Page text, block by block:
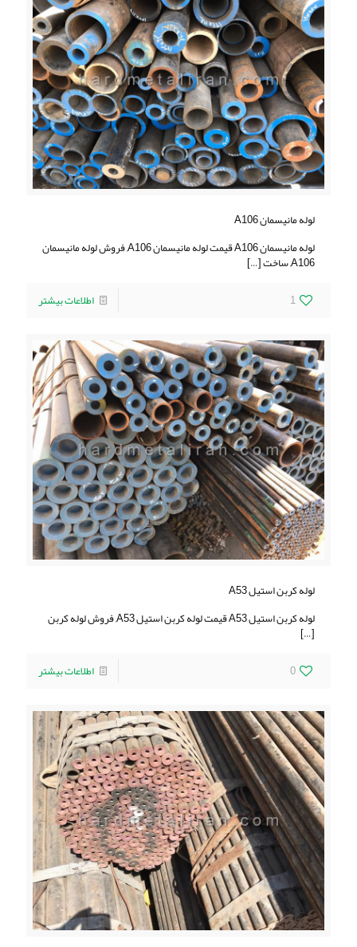
لوله مانیسمان A106
لوله مانیسمان A106 قیمت لوله مانیسمان A106, فروش لوله مانیسمان
A106, ساخت
[…]
1
اطلاعات بیشتر
لوله کربن استیل A53
لوله کربن استیل A53 قیمت لوله کربن استیل A53, فروش لوله کربن
[…]
0
اطلاعات بیشتر